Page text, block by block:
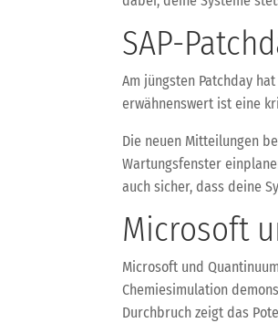
SAP-
Am jüngsten Patchday
erwähnenswert ist eine
Die neuen Mitteilungen
Wartungsfenster
auch sicher, dass deine
Microsoft
Microsoft und
Chemiesimulation
Durchbruch zeigt das